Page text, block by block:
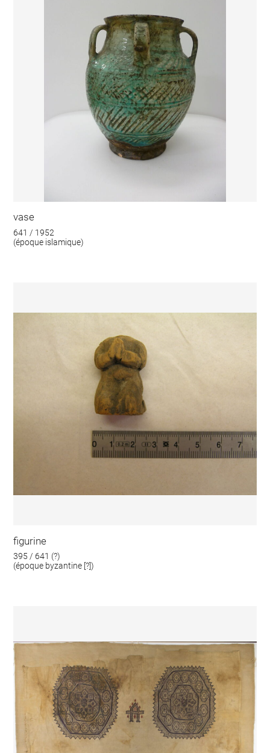
vase
641 / 1952
(époque islamique)
figurine
395 / 641 (?)
(époque byzantine [?])